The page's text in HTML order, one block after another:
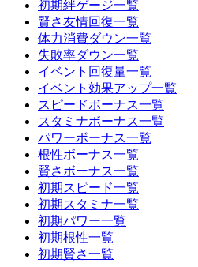
初期絆ゲージ一覧
賢さ友情回復一覧
体力消費ダウン一覧
失敗率ダウン一覧
イベント回復量一覧
イベント効果アップ一覧
スピードボーナス一覧
スタミナボーナス一覧
パワーボーナス一覧
根性ボーナス一覧
賢さボーナス一覧
初期スピード一覧
初期スタミナ一覧
初期パワー一覧
初期根性一覧
初期賢さ一覧